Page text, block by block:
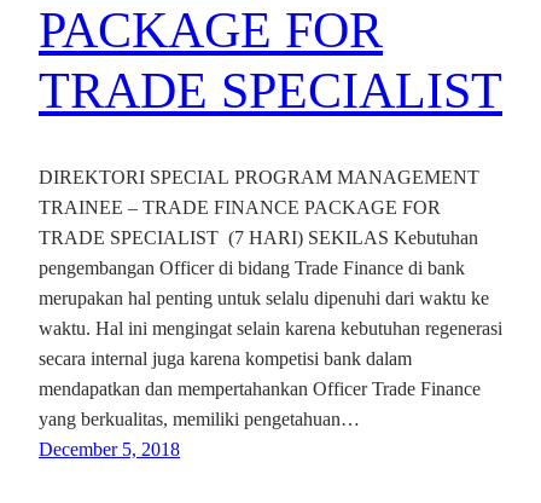
PACKAGE FOR
TRADE SPECIALIST
DIREKTORI SPECIAL PROGRAM MANAGEMENT
TRAINEE – TRADE FINANCE PACKAGE FOR
TRADE SPECIALIST (7 HARI) SEKILAS Kebutuhan
pengembangan Officer di bidang Trade Finance di bank
merupakan hal penting untuk selalu dipenuhi dari waktu ke
waktu. Hal ini mengingat selain karena kebutuhan regenerasi
secara internal juga karena kompetisi bank dalam
mendapatkan dan mempertahankan Officer Trade Finance
yang berkualitas, memiliki pengetahuan…
December 5, 2018